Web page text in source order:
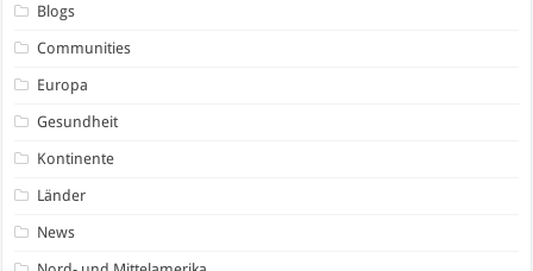
Blogs
Communities
Europa
Gesundheit
Kontinente
Länder
News